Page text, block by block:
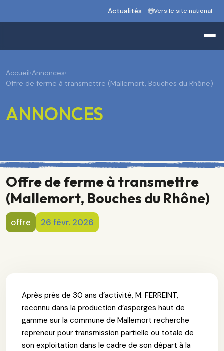
Actualités Vers le site national
Accueil›Annonces›
Offre de ferme à transmettre (Mallemort, Bouches du Rhône)
ANNONCES
Offre de ferme à transmettre
(Mallemort, Bouches du Rhône)
offre 26 févr. 2026
Après près de 30 ans d’activité, M. FERREINT,
reconnu dans la production d’asperges haut de
gamme sur la commune de Mallemort recherche
repreneur pour transmission partielle ou totale de
son exploitation dans le cadre de son départ à la